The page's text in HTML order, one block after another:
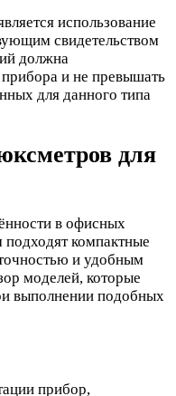
использование
свидетельством
должна
прибора и не превышать
для данного типа
для
в офисных
компактные
и удобным
моделей, которые
выполнении подобных
прибор,